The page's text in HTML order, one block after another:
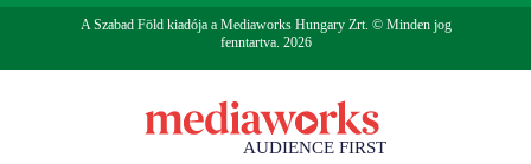
A Szabad Föld kiadója a Mediaworks Hungary Zrt. © Minden jog
fenntartva. 2026